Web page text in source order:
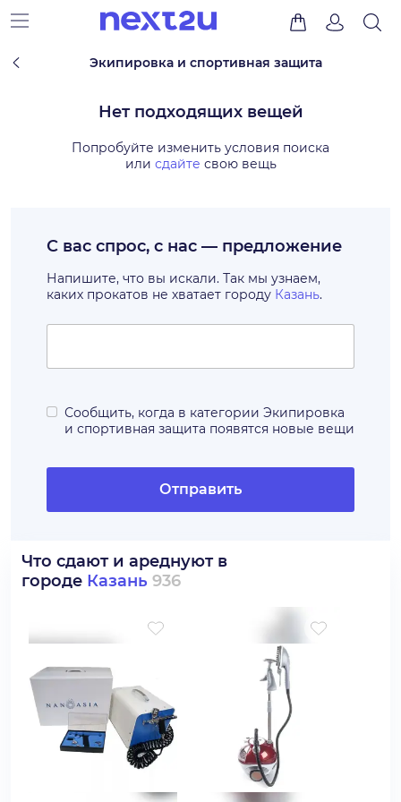
Экипировка и спортивная защита
Нет подходящих вещей
Попробуйте изменить условия поиска
или сдайте свою вещь
С вас спрос, с нас — предложение
Напишите, что вы искали. Так мы узнаем,
каких прокатов не хватает городу Казань.
Сообщить, когда в категории Экипировка
и спортивная защита появятся новые вещи
Отправить
Что сдают и ареднуют в
городе Казань 936